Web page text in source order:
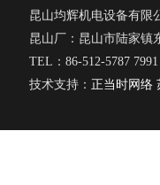
昆山均辉机电设备有限
昆山厂：昆山市陆家镇
TEL：86-512-5787
技术支持： 正当时网络